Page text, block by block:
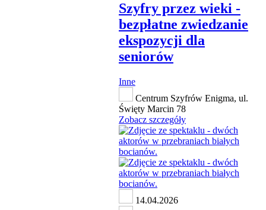
Szyfry przez wieki -
bezpłatne zwiedzanie
ekspozycji dla
seniorów
Inne
Centrum Szyfrów Enigma, ul.
Święty Marcin 78
Zobacz szczegóły
14.04.2026